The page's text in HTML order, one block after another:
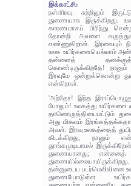
இக்காட்சி:
நள்ளிரவு. சுற்றிலும்
துணையாக இருக்கிறது.
காரணமாகப் பிரிந்து
தோன்றி அவளை
எண்ணுகிறாள். இரவையும்
உலக உயிர்களையெல்லாம்
தன்னைத்
கொண்டிருக்கிறதே!
இரவுமே ஒன்றுக்கொன்று
என்கிறாள்.
'அந்தோ! இந்த
போலும்! உலகத்து உயிர்களை
தானொருத்தியைமட்டும்
அது மிகவும்
அவள். இரவு உலகத்தைத்
கிடக்கிறது, நானும்
தூங்கமுடியாமல்
துணையானது; என்னைத்
தன்னுடைய படர்மெலிவினை
துணையோடுள்ள